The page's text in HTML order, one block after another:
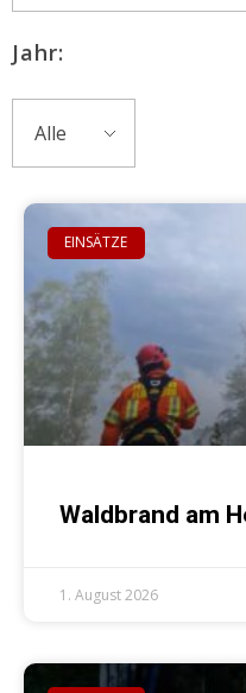
Jahr:
EINSÄTZE
Waldbrand am
1. August 2026